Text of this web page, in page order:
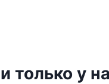
только у